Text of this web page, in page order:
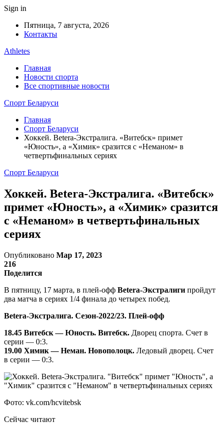
Sign in
Пятница, 7 августа, 2026
Контакты
Athletes
Главная
Новости спорта
Все спортивные новости
Спорт Беларуси
Главная
Спорт Беларуси
Хоккей. Betera-Экстралига. «Витебск» примет
«Юность», а «Химик» сразится с «Неманом» в
четвертьфинальных сериях
Спорт Беларуси
Хоккей. Betera-Экстралига. «Витебск»
примет «Юность», а «Химик» сразится
с «Неманом» в четвертьфинальных
сериях
Опубликовано Мар 17, 2023
216
Поделится
В пятницу, 17 марта, в плей-офф Betera-Экстралиги пройдут
два матча в сериях 1/4 финала до четырех побед.
Betera-Экстралига. Сезон-2022/23. Плей-офф
18.45 Витебск — Юность. Витебск. Дворец спорта. Счет в
серии — 0:3.
19.00 Химик — Неман. Новополоцк. Ледовый дворец. Счет
в серии — 0:3.
Фото: vk.com/hcvitebsk
Сейчас читают